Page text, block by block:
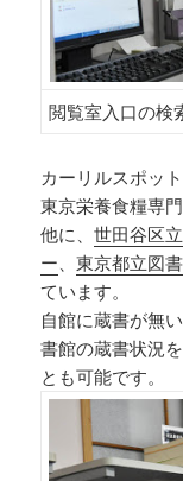
閲覧室入口の検
カーリルスポッ
東京栄養食糧専
他に、世田谷区
ー、東京都立図
ています。
自館に蔵書が無
書館の蔵書状況
とも可能です。